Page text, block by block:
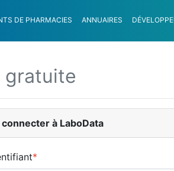
DE PHARMACIES ANNUAIRES
gratuite
connecter à LaboData
*